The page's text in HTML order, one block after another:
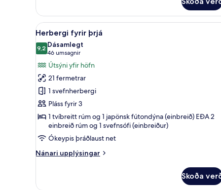
með
tvíbreiðu
rúmi
Skoða
allar
myndir
fyrir
Herbergi
fyrir
þrjá
Herbergi fyrir þrjá |
11
Herbergi fyrir þrjá
9,29,2 af 10
Dásamlegt
46 umsagnir
(46
umsagnir)
Útsýni yfir höfn
21 fermetrar
1 svefnherbergi
Pláss fyrir 3
1 tvíbreitt rúm og 1 japönsk fútondýna (einbreið) EÐA 2
einbreið rúm og 1 svefnsófi (einbreiður)
Ókeypis þráðlaust net
Nánari upplýsingar
Nánari
fyrir
Skoða